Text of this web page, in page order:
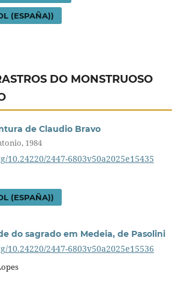
(ESPAÑA))
DO MONSTRUOSO
de Claudio Bravo
1984
10.24220/2447-6803v50a2025e15435
(ESPAÑA))
do sagrado em Medeia, de Pasolini
10.24220/2447-6803v50a2025e15536